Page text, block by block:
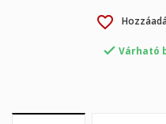
favorite_border
 Várható
My wishlists
Kívánságlista neve
Be kell jelentkezned a